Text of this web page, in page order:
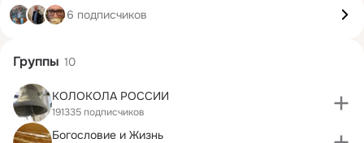
6 подписчиков
Группы 10
КОЛОКОЛА РОССИИ
191335 подписчиков
Богословие и Жизнь